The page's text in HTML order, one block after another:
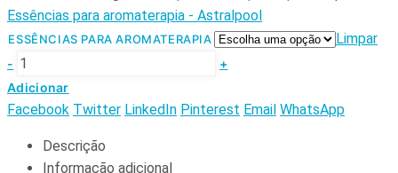
Essências para aromaterapia - Astralpool
ESSÊNCIAS PARA AROMATERAPIA Limpar
-
+
Adicionar
Facebook Twitter LinkedIn Pinterest Email WhatsApp
Descrição
Informação adicional